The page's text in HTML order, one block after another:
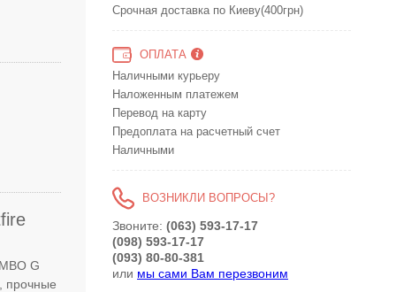
G
прочные
Срочная доставка по Киеву(400грн)
ОПЛАТА
Наличными курьеру
Наложенным платежем
Перевод на карту
Предоплата на расчетный счет
Наличными
ВОЗНИКЛИ ВОПРОСЫ?
Звоните: (063) 593-17-17
(098) 593-17-17
(093) 80-80-381
или мы сами Вам перезвоним